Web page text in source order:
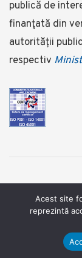
publică de
finanţată din
autorității
respectiv
©2025
Termeni şi condiţii
Acest site
reprezintă